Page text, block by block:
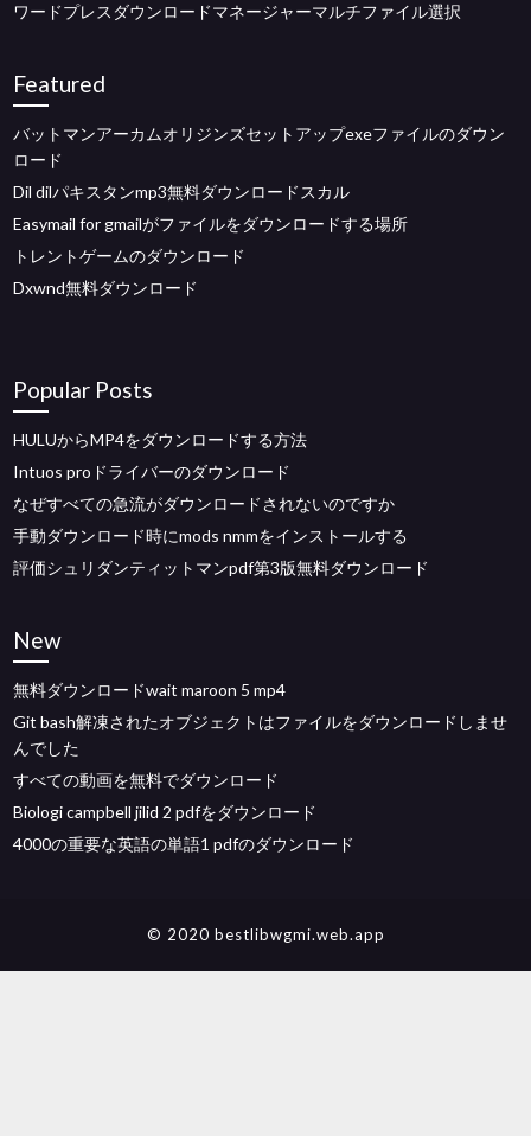
ワードプレスダウンロードマネージャーマルチファイル選択
Featured
バットマンアーカムオリジンズセットアップexeファイルのダウン
ロード
Dil dilパキスタンmp3無料ダウンロードスカル
Easymail for gmailがファイルをダウンロードする場所
トレントゲームのダウンロード
Dxwnd無料ダウンロード
Popular Posts
HULUからMP4をダウンロードする方法
Intuos proドライバーのダウンロード
なぜすべての急流がダウンロードされないのですか
手動ダウンロード時にmods nmmをインストールする
評価シュリダンティットマンpdf第3版無料ダウンロード
New
無料ダウンロードwait maroon 5 mp4
Git bash解凍されたオブジェクトはファイルをダウンロードしませ
んでした
すべての動画を無料でダウンロード
Biologi campbell jilid 2 pdfをダウンロード
4000の重要な英語の単語1 pdfのダウンロード
© 2020 bestlibwgmi.web.app